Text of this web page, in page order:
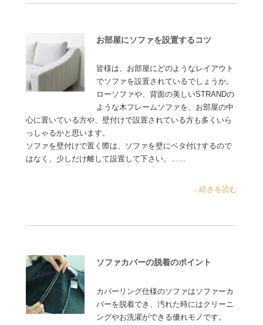
お部屋にソファを設置するコツ
皆様は、お部屋にどのようなレイアウト
でソファを設置されているでしょうか。
ローソファや、背面の美しいSTRANDの
ような木フレームソファを、お部屋の中
心に置いている方や、壁付けで設置されている方も多くいら
っしゃるかと思います。
ソファを壁付けで置く際は、ソファを壁にベタ付けするので
はなく、少しだけ離して設置して下さい。……
...続きを読む
ソファカバーの脱着のポイント
カバーリング仕様のソファはソファーカ
バーを脱着でき、汚れた時にはクリーニ
ングやお洗濯ができる優れモノです。